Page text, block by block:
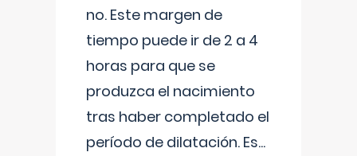
no. Este margen de
tiempo puede ir de 2 a 4
horas para que se
produzca el nacimiento
tras haber completado el
período de dilatación. Es...